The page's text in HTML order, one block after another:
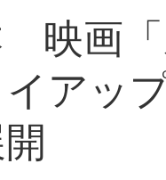
映画
アッ